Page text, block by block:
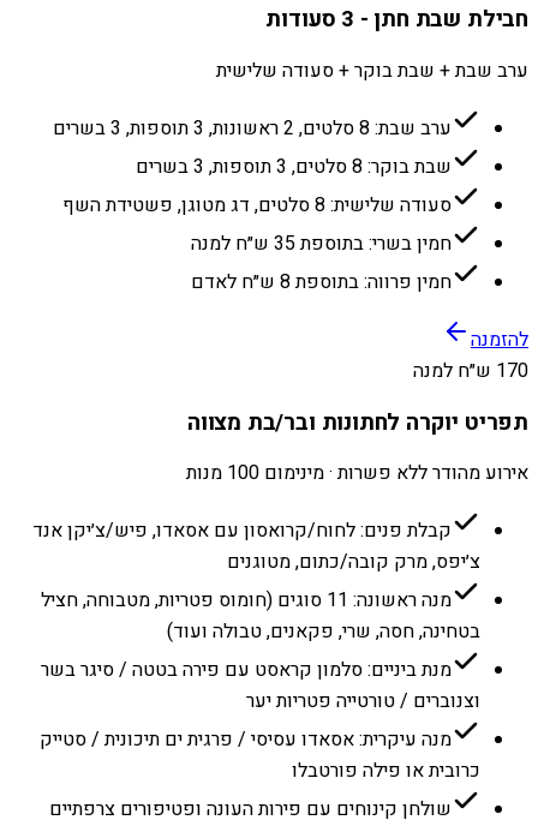
חבילת שבת חתן - 3 סעודות
ערב שבת + שבת בוקר + סעודה שלישית
ערב שבת: 8 סלטים, 2 ראשונות, 3 תוספות, 3 בשרים
שבת בוקר: 8 סלטים, 3 תוספות, 3 בשרים
סעודה שלישית: 8 סלטים, דג מטוגן, פשטידת השף
חמין בשרי: בתוספת 35 ש״ח למנה
חמין פרווה: בתוספת 8 ש״ח לאדם
להזמנה
170 ש״ח למנה
תפריט יוקרה לחתונות ובר/בת מצווה
אירוע מהודר ללא פשרות · מינימום 100 מנות
קבלת פנים: לחוח/קרואסון עם אסאדו, פיש/צ׳יקן אנד
צ׳יפס, מרק קובה/כתום, מטוגנים
מנה ראשונה: 11 סוגים (חומוס פטריות, מטבוחה, חציל
בטחינה, חסה, שרי, פקאנים, טבולה ועוד)
מנת ביניים: סלמון קראסט עם פירה בטטה / סיגר בשר
וצנוברים / טורטייה פטריות יער
מנה עיקרית: אסאדו עסיסי / פרגית ים תיכונית / סטייק
כרובית או פילה פורטבלו
שולחן קינוחים עם פירות העונה ופטיפורים צרפתיים